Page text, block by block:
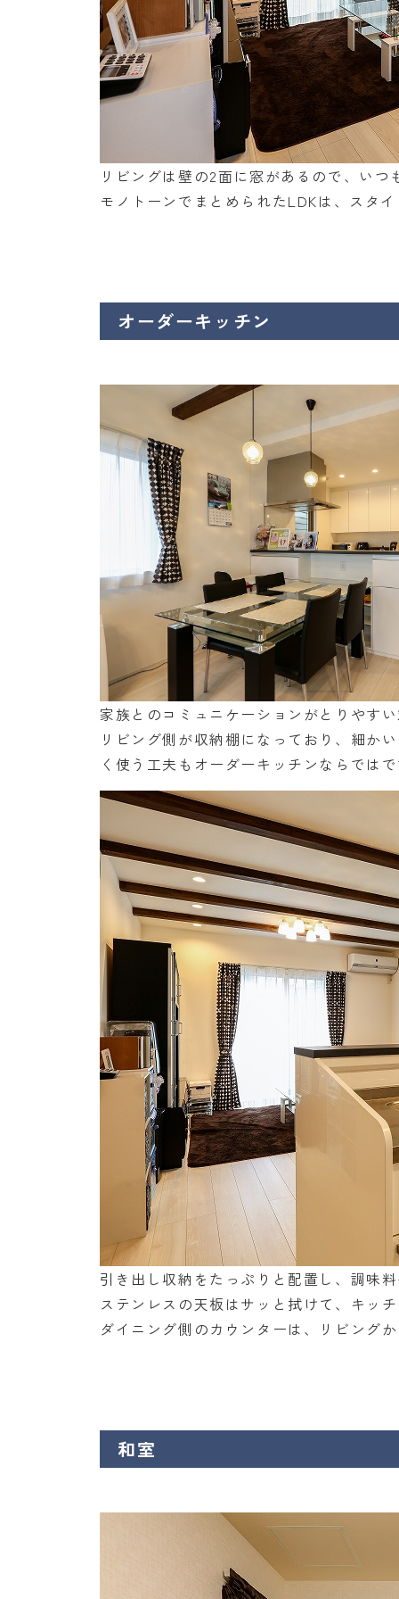
リビングは壁の2面に窓があるので、い
モノトーンでまとめられたLDKは、スタ
オーダーキッチン
家族とのコミュニケーションがとりやす
リビング側が収納棚になっており、細か
く使う工夫もオーダーキッチンならでは
引き出し収納をたっぷりと配置し、調味
ステンレスの天板はサッと拭けて、キッ
ダイニング側のカウンターは、リビング
和室